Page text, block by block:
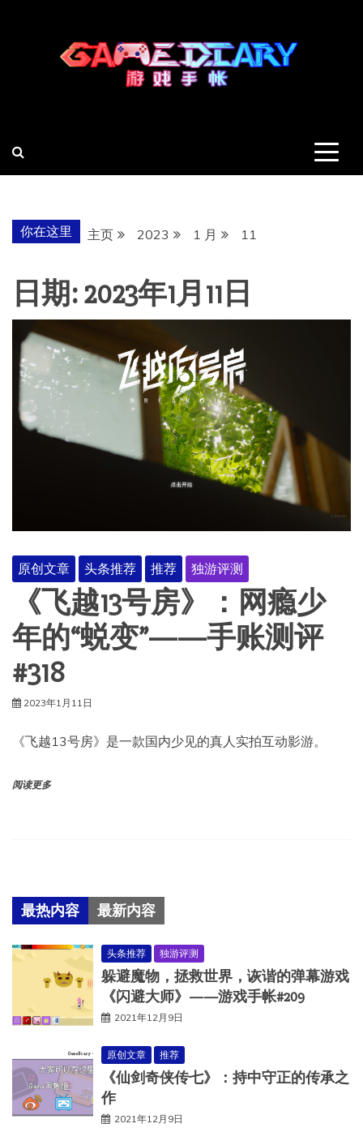
你在这里 主页 2023 1 月 11
日期:2023年1月11日
原创文章 头条推荐 推荐 独游评测
《飞越13号房》：网瘾少
年的“蜕变”——手账测评
#318
2023年1月11日
《飞越13号房》是一款国内少见的真人实拍互动影游。
阅读更多
最热内容 最新内容
头条推荐 独游评测
躲避魔物，拯救世界，诙谐的弹幕游戏
《闪避大师》——游戏手帐#209
2021年12月9日
原创文章 推荐
《仙剑奇侠传七》：持中守正的传承之
作
2021年12月9日